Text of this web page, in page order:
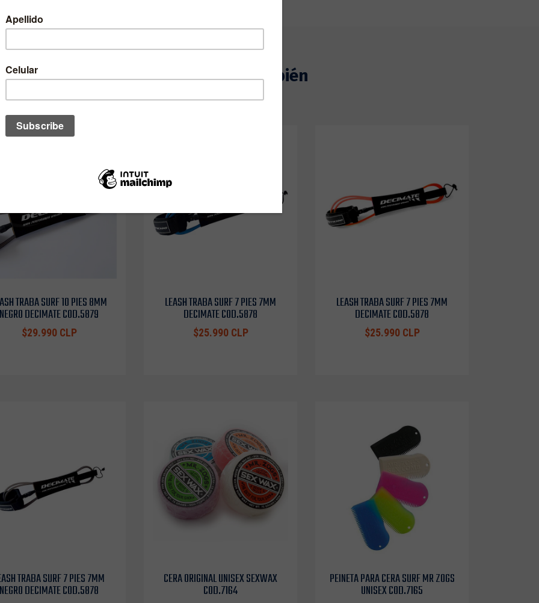
de estos te podría interesar también
TRABA SURF 10 PIES 8MM
NEGRO DECIMATE COD.5879
$29.990 CLP
LEASH TRABA SURF 7 PIES 7MM
DECIMATE COD.5878
$25.990 CLP
LEASH TRABA SURF 7 PIES 7MM
DECIMATE COD.5878
$25.990 CLP
TRABA SURF 7 PIES 7MM
NEGRO DECIMATE COD.5878
CERA ORIGINAL UNISEX SEXWAX
COD.7164
PEINETA PARA CERA SURF MR ZOGS
UNISEX COD.7165